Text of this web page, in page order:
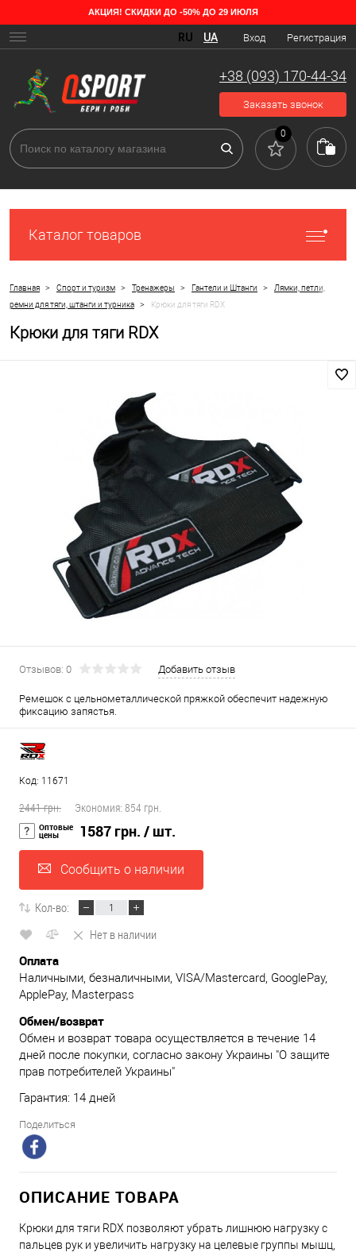
АКЦИЯ! СКИДКИ ДО -50% ДО 29 ИЮЛЯ
Вход Регистрация
RU UA
+38 (093) 170-44-34
Заказать звонок
0
Каталог товаров
Главная > Спорт и туризм > Тренажеры > Гантели и Штанги >
Лямки, петли,
ремни для тяги, штанги и турника
> Крюки для тяги RDX
Крюки для тяги RDX
Отзывов: 0 Добавить отзыв
Ремешок с цельнометаллической пряжкой обеспечит надежную
фиксацию запястья.
Код: 11671
2441 грн. Экономия: 854 грн.
Оптовые
цены 1587 грн. / шт.
Сообщить о наличии
Кол-во:
Нет в наличии
Оплата
Наличными, безналичными, VISA/Mastercard, GooglePay,
ApplePay, Masterpass
Обмен/возврат
Обмен и возврат товара осуществляется в течение 14
дней после покупки, согласно закону Украины "О защите
прав потребителей Украины"
Гарантия: 14 дней
Поделиться
ОПИСАНИЕ ТОВАРА
Крюки для тяги RDX позволяют убрать лишнюю нагрузку с
пальцев рук и увеличить нагрузку на целевые группы мышц,